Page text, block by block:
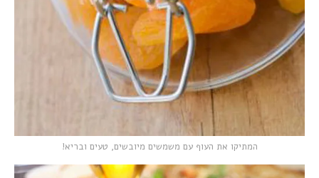
המתיקו את העוף עם משמשים מיובשים, טעים ובריא!